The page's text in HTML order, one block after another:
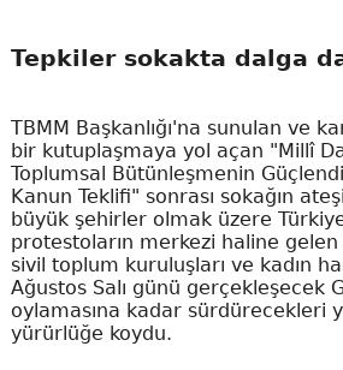
Tepkiler sokakta dalga
TBMM Başkanlığı'na sunulan ve
bir kutuplaşmaya yol açan "Millî
Toplumsal Bütünleşmenin
Kanun Teklifi" sonrası sokağın
büyük şehirler olmak üzere
protestoların merkezi haline
sivil toplum kuruluşları ve kadın
Ağustos Salı günü gerçekleşecek
oylamasına kadar sürdürecekleri
yürürlüğe koydu.